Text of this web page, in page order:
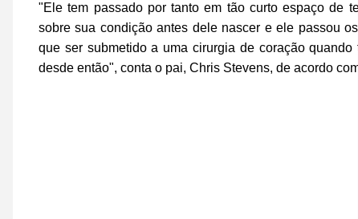
"Ele tem passado por tanto em tão curto espaço de
sobre sua condição antes dele nascer e ele passou
que ser submetido a uma cirurgia de coração
desde então", conta o pai, Chris Stevens, de acordo